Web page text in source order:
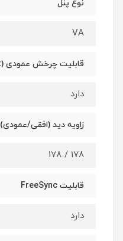
نوع پنل
VA
قابلیت چرخش عمودی (Tilt)
دارد
زاویه دید (افقی/عمودی)
178 / 178
قابلیت FreeSync
دارد